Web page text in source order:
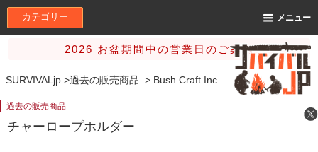
カテゴリー メニュー
2026 お盆期間中の営業日のご案内
SURVIVALjp >過去の販売商品 > Bush Craft Inc.
過去の販売商品
チャーロープホルダー